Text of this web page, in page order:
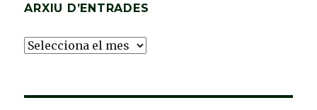
ARXIU D’ENTRADES
Arxiu